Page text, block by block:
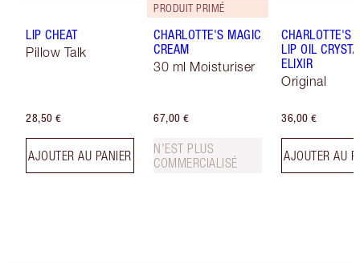
LIP CHEAT
Pillow Talk
28,50 €
AJOUTER AU PANIER
PRODUIT PRIMÉ
CHARLOTTE'S MAGIC
CREAM
30 ml Moisturiser
67,00 €
N'EST PLUS
COMMERCIALISÉ
CHARLOTTE'S
LIP OIL
ELIXIR
Original
36,00 €
AJOUTER AU